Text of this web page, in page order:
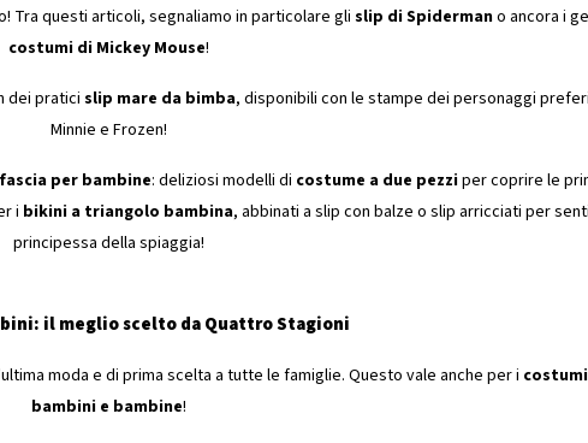
Tra questi articoli, segnaliamo in particolare glislip di Spidermano ancora i
costumi di Mickey Mouse!
dei praticislip mare da bimba, disponibili con le stampe dei personaggi
Minnie e Frozen!
per bambine: deliziosi modelli di costume a due pezziper coprire le
i bikini a triangolo bambina, abbinati a slip con balze o slip arricciati per
principessa della spiaggia!
il meglio scelto da Quattro Stagioni
moda e di prima scelta a tutte le famiglie. Questo vale anche per i
bambini e bambine!